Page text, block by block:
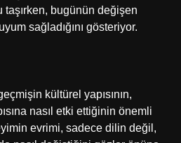
bugünün değişen
sağladığını gösteriyor.
kültürel yapısının,
nasıl etki ettiğinin önemli
evrimi, sadece dilin değil,